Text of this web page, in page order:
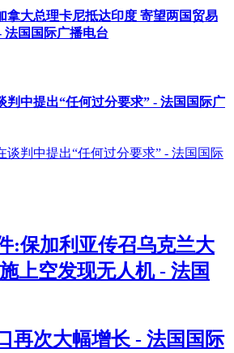
拿大总理卡尼抵达印度 寄望两国贸易
法国国际广播电台
判中提出“任何过分要求” - 法国国际广
:保加利亚传召乌克兰大
上空发现无人机 - 法国
再次大幅增长 - 法国国际